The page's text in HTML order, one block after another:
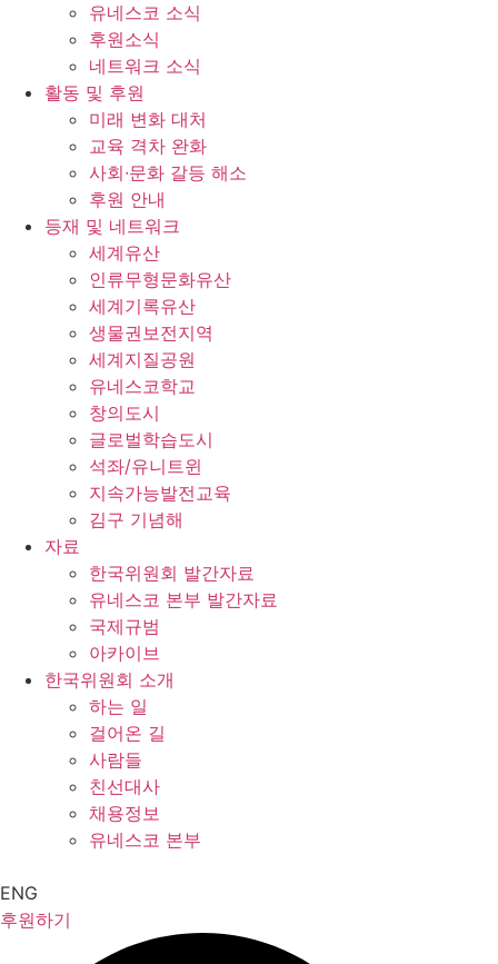
유네스코 소식
후원소식
네트워크 소식
활동 및 후원
미래 변화 대처
교육 격차 완화
사회∙문화 갈등 해소
후원 안내
등재 및 네트워크
세계유산
인류무형문화유산
세계기록유산
생물권보전지역
세계지질공원
유네스코학교
창의도시
글로벌학습도시
석좌/유니트윈
지속가능발전교육
김구 기념해
자료
한국위원회 발간자료
유네스코 본부 발간자료
국제규범
아카이브
한국위원회 소개
하는 일
걸어온 길
사람들
친선대사
채용정보
유네스코 본부
ENG
후원하기